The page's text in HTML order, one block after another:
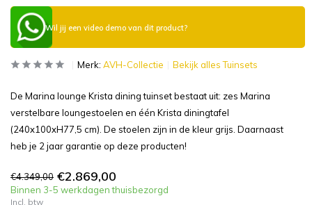
Wil jij een video demo van dit product?
Merk: AVH-Collectie Bekijk alles Tuinsets
De Marina lounge Krista dining tuinset bestaat uit: zes Marina
verstelbare loungestoelen en één Krista diningtafel
(240x100xH77,5 cm). De stoelen zijn in de kleur grijs. Daarnaast
heb je 2 jaar garantie op deze producten!
€4.349,00 €2.869,00
Binnen 3-5 werkdagen thuisbezorgd
Incl. btw